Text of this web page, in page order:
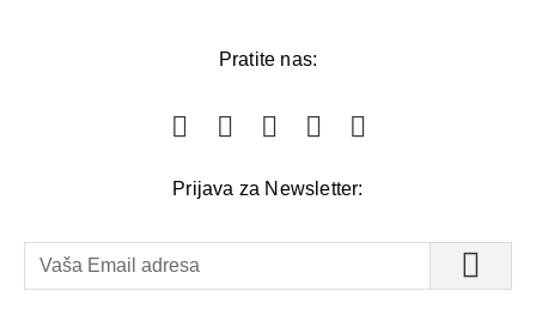
Pratite nas:
Prijava za Newsletter: